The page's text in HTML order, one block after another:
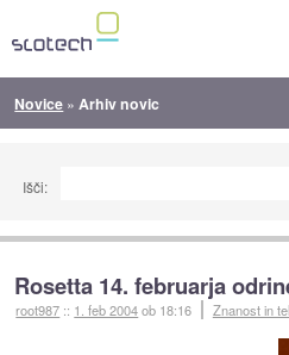
Novice » Arhiv novic
Išči:
Rosetta 14. februarja
root987 :: 1. feb 2004ob 18:16 Znanost in